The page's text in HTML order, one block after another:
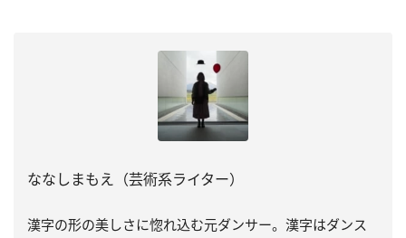
ななしまもえ（芸術系ライター）
漢字の形の美しさに惚れ込む元ダンサー。漢字はダンス